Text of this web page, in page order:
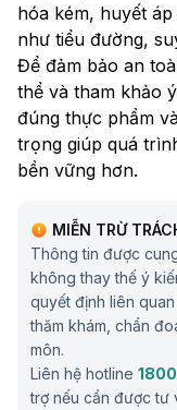
hóa kém, huyết
như tiểu đường,
Để đảm bảo an
thể và tham khảo
đúng thực phẩm
trọng giúp quá
bền vững hơn.
MIỄN TRỪ
Thông tin được
không thay thế ý
quyết định liên
thăm khám, chẩn
môn.
Liên hệ hotline
trợ nếu cần được tư